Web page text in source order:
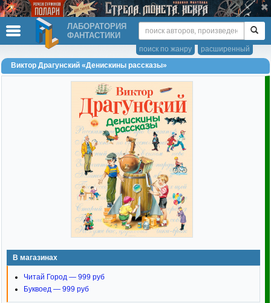
ЛАБОРАТОРИЯ
ФАНТАСТИКИ
расширенный
поиск по жанру
Виктор Драгунский «Денискины рассказы»
В магазинах
Читай Город — 999 руб
Буквоед — 999 руб